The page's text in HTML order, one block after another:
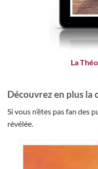
La
Découvrez en plus la
Si vous n’êtes pas fan des
révélée.